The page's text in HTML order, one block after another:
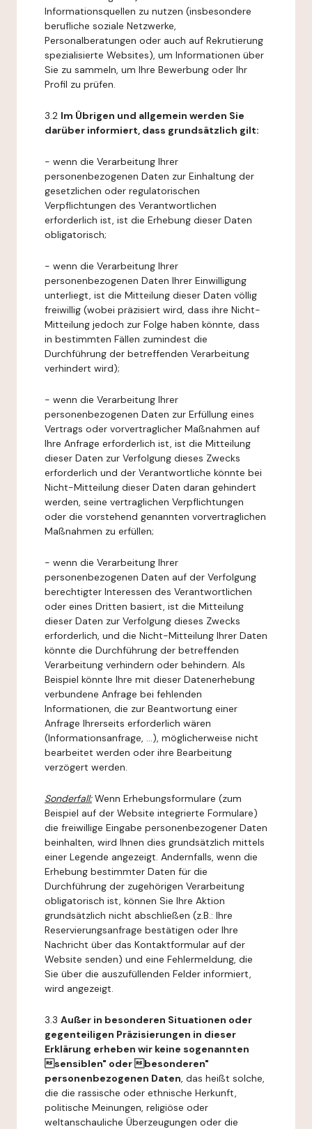
Informationsquellen zu nutzen (insbesondere
berufliche soziale Netzwerke,
Personalberatungen oder auch auf Rekrutierung
spezialisierte Websites), um Informationen über
Sie zu sammeln, um Ihre Bewerbung oder Ihr
Profil zu prüfen.
3.2 Im Übrigen und allgemein werden Sie
darüber informiert, dass grundsätzlich gilt:
- wenn die Verarbeitung Ihrer
personenbezogenen Daten zur Einhaltung der
gesetzlichen oder regulatorischen
Verpflichtungen des Verantwortlichen
erforderlich ist, ist die Erhebung dieser Daten
obligatorisch;
- wenn die Verarbeitung Ihrer
personenbezogenen Daten Ihrer Einwilligung
unterliegt, ist die Mitteilung dieser Daten völlig
freiwillig (wobei präzisiert wird, dass ihre Nicht-
Mitteilung jedoch zur Folge haben könnte, dass
in bestimmten Fällen zumindest die
Durchführung der betreffenden Verarbeitung
verhindert wird);
- wenn die Verarbeitung Ihrer
personenbezogenen Daten zur Erfüllung eines
Vertrags oder vorvertraglicher Maßnahmen auf
Ihre Anfrage erforderlich ist, ist die Mitteilung
dieser Daten zur Verfolgung dieses Zwecks
erforderlich und der Verantwortliche könnte bei
Nicht-Mitteilung dieser Daten daran gehindert
werden, seine vertraglichen Verpflichtungen
oder die vorstehend genannten vorvertraglichen
Maßnahmen zu erfüllen;
- wenn die Verarbeitung Ihrer
personenbezogenen Daten auf der Verfolgung
berechtigter Interessen des Verantwortlichen
oder eines Dritten basiert, ist die Mitteilung
dieser Daten zur Verfolgung dieses Zwecks
erforderlich, und die Nicht-Mitteilung Ihrer Daten
könnte die Durchführung der betreffenden
Verarbeitung verhindern oder behindern. Als
Beispiel könnte Ihre mit dieser Datenerhebung
verbundene Anfrage bei fehlenden
Informationen, die zur Beantwortung einer
Anfrage Ihrerseits erforderlich wären
(Informationsanfrage, ...), möglicherweise nicht
bearbeitet werden oder ihre Bearbeitung
verzögert werden.
Sonderfall:Wenn Erhebungsformulare (zum
Beispiel auf der Website integrierte Formulare)
die freiwillige Eingabe personenbezogener Daten
beinhalten, wird Ihnen dies grundsätzlich mittels
einer Legende angezeigt. Andernfalls, wenn die
Erhebung bestimmter Daten für die
Durchführung der zugehörigen Verarbeitung
obligatorisch ist, können Sie Ihre Aktion
grundsätzlich nicht abschließen (z.B.: Ihre
Reservierungsanfrage bestätigen oder Ihre
Nachricht über das Kontaktformular auf der
Website senden) und eine Fehlermeldung, die
Sie über die auszufüllenden Felder informiert,
wird angezeigt.
3.3 Außer in besonderen Situationen oder
gegenteiligen Präzisierungen in dieser
Erklärung erheben wir keine sogenannten
sensiblen" oder besonderen"
personenbezogenen Daten, das heißt solche,
die die rassische oder ethnische Herkunft,
politische Meinungen, religiöse oder
weltanschauliche Überzeugungen oder die